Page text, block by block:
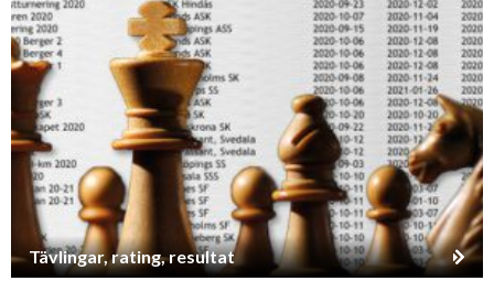
Tävlingar, rating, resultat